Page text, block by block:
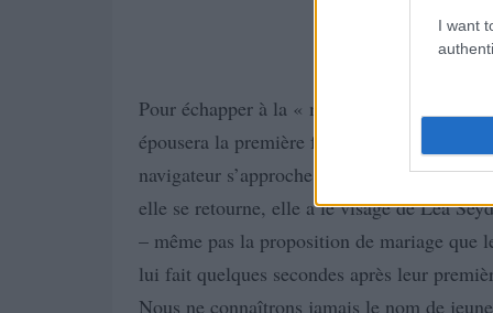
I want
Pour échapper à la « maladie de marin »,
épousera la première femme à franchir la
navigateur s’approche de la femme
elle se retourne, elle a le visage de Léa
– même pas la proposition de mariage que
lui fait quelques secondes après leur
Nous ne connaîtrons jamais le nom de